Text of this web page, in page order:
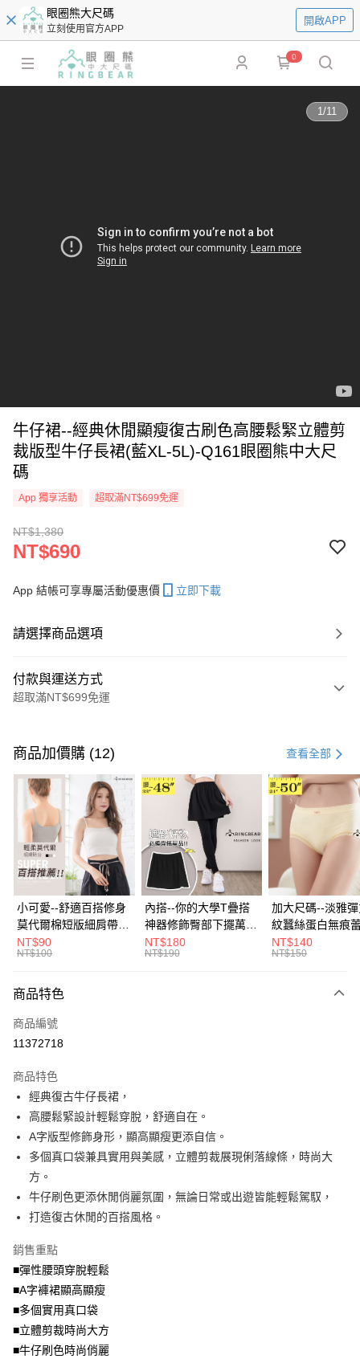
眼圈熊大尺碼
立刻使用官方APP
開啟APP
0
1/11
牛仔裙--經典休閒顯瘦復古刷色高腰鬆緊立體剪
裁版型牛仔長裙(藍XL-5L)-Q161眼圈熊中大尺
碼
App 獨享活動 超取滿NT$699免運
NT$1,380
NT$690
App 結帳可享專屬活動優惠價 立即下載
請選擇商品選項
付款與運送方式
超取滿NT$699免運
信用卡一次付款
超商取貨付款
LINE Pay
Apple Pay
街口支付
悠遊付
Google Pay
全盈+PAY
大哥付你分期
【大哥付你分期使用說明】
1.本服務由台灣大哥大提供，台灣大哥大用戶可立即使用無須另外申請。
流程，驗證手機門號後，選擇欲分期的期數、繳款截止日，確認付款後即完
成交易。
3.實際核准額度、可分期數及費用金額請依後續交易確認頁面所載為準。
4.訂單成立30分鐘內，如未前往確認交易或遇審核未通過，訂單將自動取
法說明評估內容。
【繳款方式說明】
1.分期款項不併入電信帳單，「大哥付你分期」於每月結算日後寄送繳費提
醒簡訊。
2.透過簡訊連結打開帳單後，可選擇「超商條碼／台灣大直營門市／銀行轉
帳／街口支付／iPASS MONEY」等通路繳費。
【注意事項】
1.本服務係由「台灣大哥大股份有限公司」（以下簡稱本公司）所提供，讓
用戶於交易時，得透過本服務購買商品或服務，並由商店將買賣／分期付款
買賣價金債權讓與本公司後，依約使用本公司帳單繳交帳款。
資料（包含姓名、電話或地址）提供予台灣大哥大進項蒐集、處理及利用，
由本公司與您本人進行分期帳單所需資料之確認、核對及更正。
3.完整用戶服務條款，請詳閱以下連結：
AFTEE先享後付
【關於「AFTEE先享後付」】
AFTEE先享後付是「在收到商品之後才付款」的支付方式。 讓您購物簡單
便利好安心！
１．簡單：不需註冊會員、不需綁卡、不需儲值。
２．便利：只要手機號碼，簡訊認證，即可結帳。
３．安心：先確認商品／服務後，再付款。
【「AFTEE先享後付」結帳流程】
１．於結帳方式選擇「AFTEE先享後付」後，將跳轉至「AFTEE先享後付」
２．訂單成立數日內，您將收到繳費通知簡訊。
ATM／網路銀行／等多元方式進行付款，方視為交易完成。
※ 請注意：結帳手續完成當下不需立刻繳費，但若您需要取消訂單，請聯絡
購買商品的店家。未經商家同意取消之訂單仍視為有效，需透過AFTEE先享
後付繳納相關費用。
※ 交易是否成功請以「AFTEE先享後付 」之結帳頁面顯示為準，若有關於
是否繳費成功／繳費後需取消欲退款等相關疑問，請聯繫「AFTEE先享後付
客戶支援中心」https://netprotections.freshdesk.com/support/home
ATM付款
全家取貨付款
每筆NT$70，滿NT$699(含以上)免運費
付款後全家取貨
7-11取貨付款
每筆NT$70，滿NT$799(含以上)免運費
付款後7-11取貨
每筆NT$70，滿NT$699(含以上)免運費
宅配
商品加價購 (12) 查看全部
小可愛--舒適百搭修身
莫代爾棉短版細肩帶素
色背心(白.黑.灰L-2L)-
U582眼圈熊中大尺碼
NT$90
NT$100
內搭--你的大學T疊搭
神器修飾臀部下擺萬用
內搭裙/遮臀裙(黑2L-
6L)-Q155眼圈熊中大
NT$180
NT$190
加大尺碼--淡雅
紋蠶絲蛋白無痕
角內褲(白.粉.藍.
3L)-L28眼圈熊中
NT$140
NT$150
商品特色
商品編號
11372718
商品特色
經典復古牛仔長裙，
高腰鬆緊設計輕鬆穿脫，舒適自在。
A字版型修飾身形，顯高顯瘦更添自信。
多個真口袋兼具實用與美感，立體剪裁展現俐落線條，時尚大
方。
牛仔刷色更添休閒俏麗氛圍，無論日常或出遊皆能輕鬆駕馭，
打造復古休閒的百搭風格。
銷售重點
■彈性腰頭穿脫輕鬆
■A字褲裙顯高顯瘦
■多個實用真口袋
■立體剪裁時尚大方
■牛仔刷色時尚俏麗